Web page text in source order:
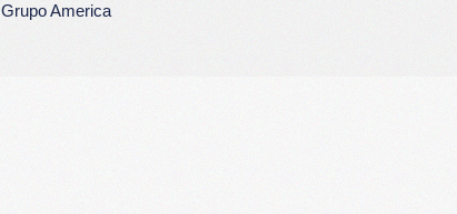
Grupo America